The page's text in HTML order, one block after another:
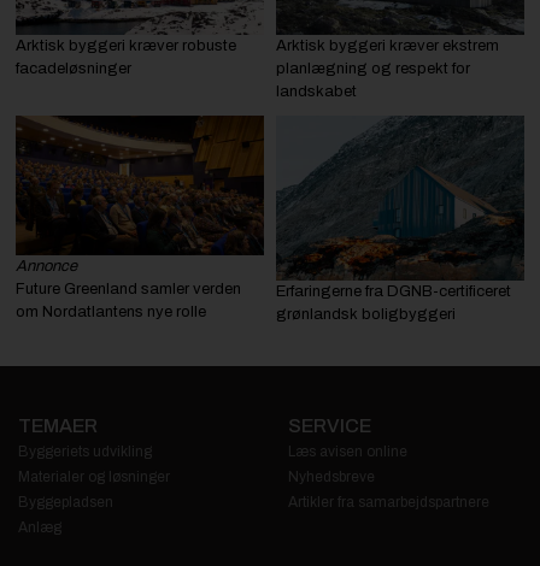
Arktisk byggeri kræver robuste
facadeløsninger
Arktisk byggeri kræver ekstrem
planlægning og respekt for
landskabet
Annonce
Future Greenland samler verden
om Nordatlantens nye rolle
Erfaringerne fra DGNB-certificeret
grønlandsk boligbyggeri
TEMAER
Byggeriets udvikling
Materialer og løsninger
Byggepladsen
Anlæg
SERVICE
Læs avisen online
Nyhedsbreve
Artikler fra samarbejdspartnere